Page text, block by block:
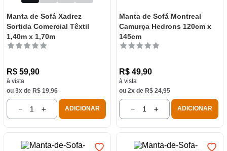
Manta de Sofá Xadrez
Sortida Comercial Têxtil
1,40m x 1,70m
R$ 59,90
à vista
ou 3x de R$ 19,96
＋
－ ADICIONAR
Manta de Sofá Montreal
Camurça Hedrons 120cm x
145cm
R$ 49,90
à vista
ou 2x de R$ 24,95
＋
－ ADICIONAR